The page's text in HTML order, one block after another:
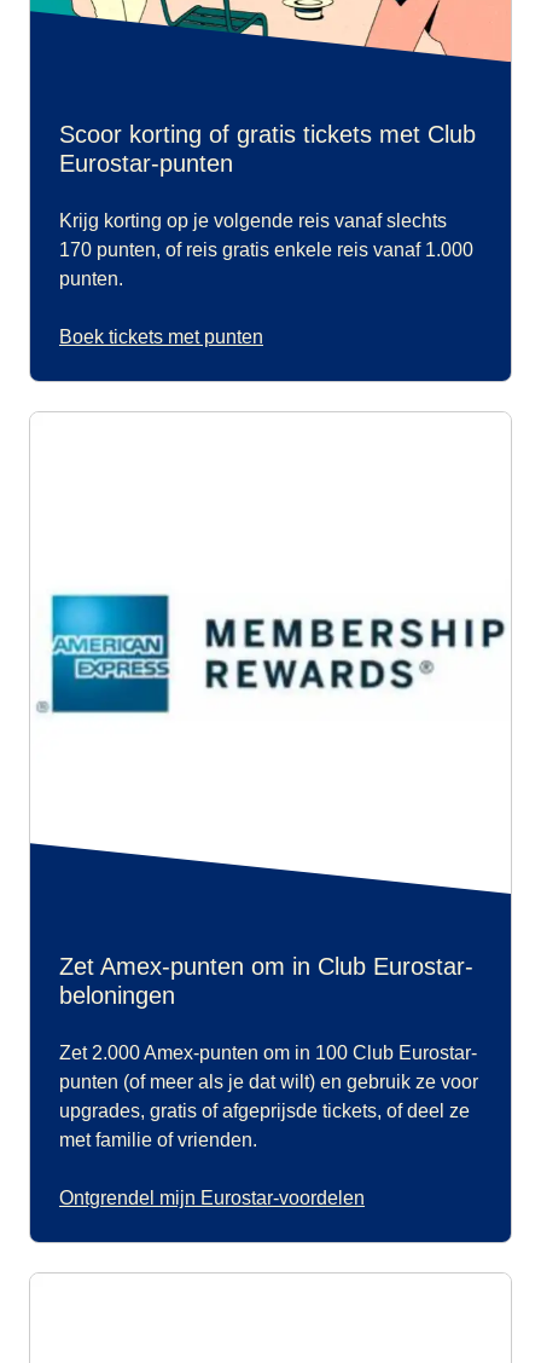
Scoor korting of gratis tickets met Club
Eurostar-punten
Krijg korting op je volgende reis vanaf slechts
170 punten, of reis gratis enkele reis vanaf 1.000
punten.
Boek tickets met punten
Zet Amex-punten om in Club Eurostar-
beloningen
Zet 2.000 Amex-punten om in 100 Club Eurostar-
punten (of meer als je dat wilt) en gebruik ze voor
upgrades, gratis of afgeprijsde tickets, of deel ze
met familie of vrienden.
Ontgrendel mijn Eurostar-voordelen